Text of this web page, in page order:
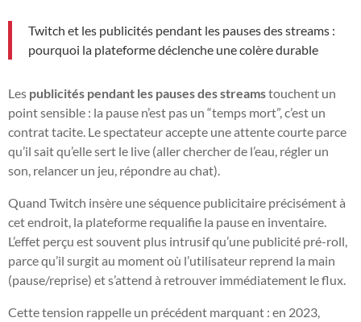
Twitch et les publicités pendant les pauses des streams :
pourquoi la plateforme déclenche une colère durable
Les publicités pendant les pauses des streamstouchent un
point sensible : la pause n’est pas un “temps mort”, c’est un
contrat tacite. Le spectateur accepte une attente courte parce
qu’il sait qu’elle sert le live (aller chercher de l’eau, régler un
son, relancer un jeu, répondre au chat).
Quand Twitch insère une séquence publicitaire précisément à
cet endroit, la plateforme requalifie la pause en inventaire.
L’effet perçu est souvent plus intrusif qu’une publicité pré-roll,
parce qu’il surgit au moment où l’utilisateur reprend la main
(pause/reprise) et s’attend à retrouver immédiatement le flux.
Cette tension rappelle un précédent marquant : en 2023,